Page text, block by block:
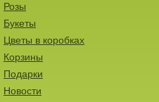
Розы
Букеты
Цветы в коробках
Корзины
Подарки
Новости